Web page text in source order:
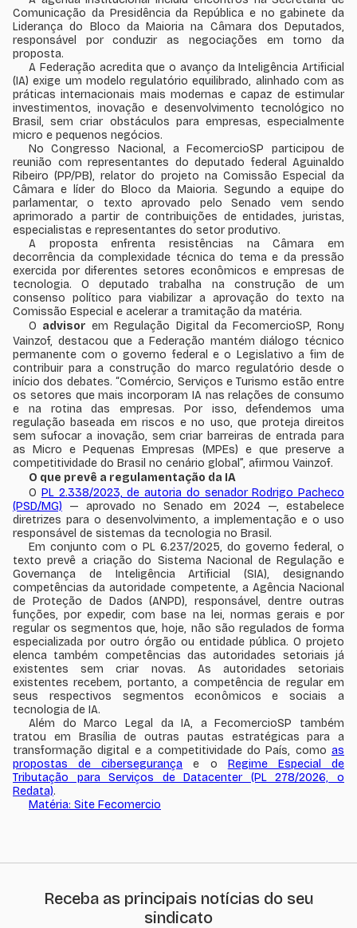
Comunicação da Presidência da República e no gabinete da
Liderança do Bloco da Maioria na Câmara dos Deputados,
responsável por conduzir as negociações em torno da
proposta.
A Federação acredita que o avanço da Inteligência Artificial
(IA) exige um modelo regulatório equilibrado, alinhado com as
práticas internacionais mais modernas e capaz de estimular
investimentos, inovação e desenvolvimento tecnológico no
Brasil, sem criar obstáculos para empresas, especialmente
micro e pequenos negócios.
No Congresso Nacional, a FecomercioSP participou de
reunião com representantes do deputado federal Aguinaldo
Ribeiro (PP/PB), relator do projeto na Comissão Especial da
Câmara e líder do Bloco da Maioria. Segundo a equipe do
parlamentar, o texto aprovado pelo Senado vem sendo
aprimorado a partir de contribuições de entidades, juristas,
especialistas e representantes do setor produtivo.
A proposta enfrenta resistências na Câmara em
decorrência da complexidade técnica do tema e da pressão
exercida por diferentes setores econômicos e empresas de
tecnologia. O deputado trabalha na construção de um
consenso político para viabilizar a aprovação do texto na
Comissão Especial e acelerar a tramitação da matéria.
O advisor em Regulação Digital da FecomercioSP, Rony
Vainzof, destacou que a Federação mantém diálogo técnico
permanente com o governo federal e o Legislativo a fim de
contribuir para a construção do marco regulatório desde o
início dos debates. “Comércio, Serviços e Turismo estão entre
os setores que mais incorporam IA nas relações de consumo
e na rotina das empresas. Por isso, defendemos uma
regulação baseada em riscos e no uso, que proteja direitos
sem sufocar a inovação, sem criar barreiras de entrada para
as Micro e Pequenas Empresas (MPEs) e que preserve a
competitividade do Brasil no cenário global”, afirmou Vainzof.
O que prevê a regulamentação da IA
O PL 2.338/2023, de autoria do senador Rodrigo Pacheco
(PSD/MG) — aprovado no Senado em 2024 —, estabelece
diretrizes para o desenvolvimento, a implementação e o uso
responsável de sistemas da tecnologia no Brasil.
Em conjunto com o PL 6.237/2025, do governo federal, o
texto prevê a criação do Sistema Nacional de Regulação e
Governança de Inteligência Artificial (SIA), designando
competências da autoridade competente, a Agência Nacional
de Proteção de Dados (ANPD), responsável, dentre outras
funções, por expedir, com base na lei, normas gerais e por
regular os segmentos que, hoje, não são regulados de forma
especializada por outro órgão ou entidade pública. O projeto
elenca também competências das autoridades setoriais já
existentes sem criar novas. As autoridades setoriais
existentes recebem, portanto, a competência de regular em
seus respectivos segmentos econômicos e sociais a
tecnologia de IA.
Além do Marco Legal da IA, a FecomercioSP também
tratou em Brasília de outras pautas estratégicas para a
transformação digital e a competitividade do País, como as
propostas de cibersegurança e o Regime Especial de
Tributação para Serviços de Datacenter (PL 278/2026, o
Redata).
Matéria: Site Fecomercio
Receba as principais notícias do seu
sindicato